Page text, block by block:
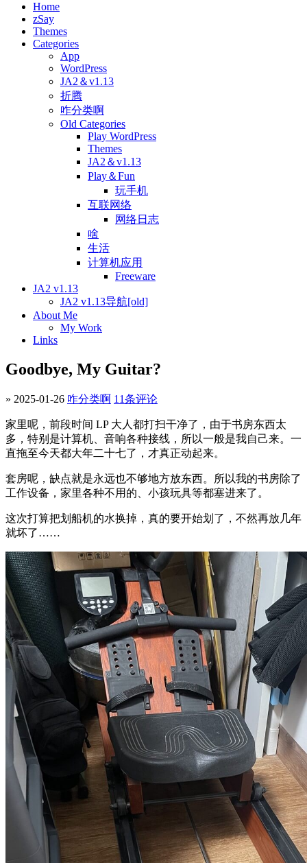
Home
zSay
Themes
Categories
App
WordPress
JA2＆v1.13
折腾
咋分类啊
Old Categories
Play WordPress
Themes
JA2＆v1.13
Play＆Fun
玩手机
互联网络
网络日志
啥
生活
计算机应用
Freeware
JA2 v1.13
JA2 v1.13导航[old]
About Me
My Work
Links
Goodbye, My Guitar?
» 2025-01-26 咋分类啊 11条评论
家里呢，前段时间 LP 大人都打扫干净了，由于书房东西太
多，特别是计算机、音响各种接线，所以一般是我自己来。一
直拖至今天都大年二十七了，才真正动起来。
套房呢，缺点就是永远也不够地方放东西。所以我的书房除了
工作设备，家里各种不用的、小孩玩具等都塞进来了。
这次打算把划船机的水换掉，真的要开始划了，不然再放几年
就坏了……